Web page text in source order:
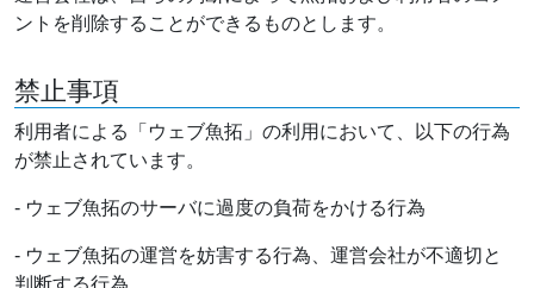
ントを削除することができるものとします。
禁止事項
利用者による「ウェブ魚拓」の利用において、以下の行為
が禁止されています。
- ウェブ魚拓のサーバに過度の負荷をかける行為
- ウェブ魚拓の運営を妨害する行為、運営会社が不適切と